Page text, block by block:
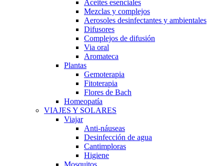
Aceites esenciales
Mezclas y complejos
Aerosoles desinfectantes y ambientales
Difusores
Complejos de difusión
Via oral
Aromateca
Plantas
Gemoterapia
Fitoterapia
Flores de Bach
Homeopatía
VIAJES Y SOLARES
Viajar
Anti-náuseas
Desinfección de agua
Cantimploras
Higiene